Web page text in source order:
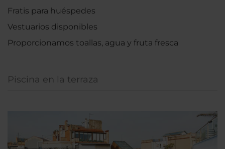
Fratis para huéspedes
Vestuarios disponibles
Proporcionamos toallas, agua y fruta fresca
Piscina en la terraza